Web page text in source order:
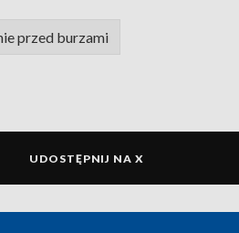
przed burzami
UDOSTĘPNIJ NA X